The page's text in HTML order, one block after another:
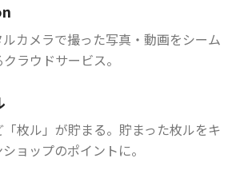
カメラで撮った写真・動画をシーム
ラウドサービス。
枚ル」が貯まる。貯まった枚ルをキ
ョップのポイントに。